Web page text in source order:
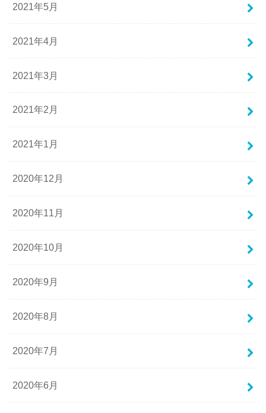
2021年5月
2021年4月
2021年3月
2021年2月
2021年1月
2020年12月
2020年11月
2020年10月
2020年9月
2020年8月
2020年7月
2020年6月